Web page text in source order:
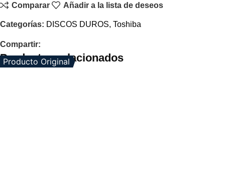
Comparar Añadir a la lista de deseos
Categorías: DISCOS DUROS, Toshiba
Compartir:
Productos relacionados
Producto Original
Producto Original
Producto Original
Producto Original